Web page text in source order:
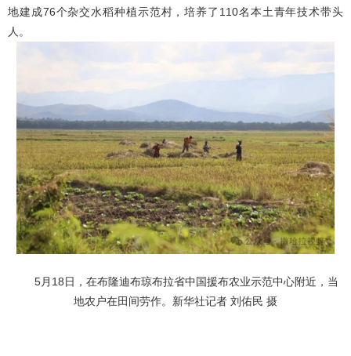
地建成76个杂交水稻种植示范村，培养了110名本土青年技术带头
人。
5月18日，在布隆迪布琼布拉省中国援布农业示范中心附近，当
地农户在田间劳作。新华社记者 刘佑民 摄